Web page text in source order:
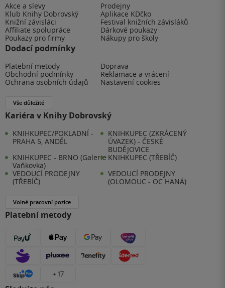
Akce a slevy
Prodejny
Klub Knihy Dobrovský
Aplikace KDčko
Knižní závisláci
Festival knižních závisláků
Affiliate spolupráce
Dárkové poukazy
Poukazy pro firmy
Nákupy pro školy
Dodací podmínky
Platební metody
Doprava
Obchodní podmínky
Reklamace a vrácení
Ochrana osobních údajů
Nastavení cookies
Vše důležité
Kariéra v Knihy Dobrovský
KNIHKUPEC/POKLADNÍ -
PRAHA 5, ANDĚL
KNIHKUPEC (ZKRÁCENÝ
ÚVAZEK) - ČESKÉ
BUDĚJOVICE
KNIHKUPEC - BRNO (Galerie
Vaňkovka)
KNIHKUPEC (TŘEBÍČ)
VEDOUCÍ PRODEJNY
(TŘEBÍČ)
VEDOUCÍ PRODEJNY
(OLOMOUC - OC HANÁ)
Volné pracovní pozice
Platební metody
+ 17